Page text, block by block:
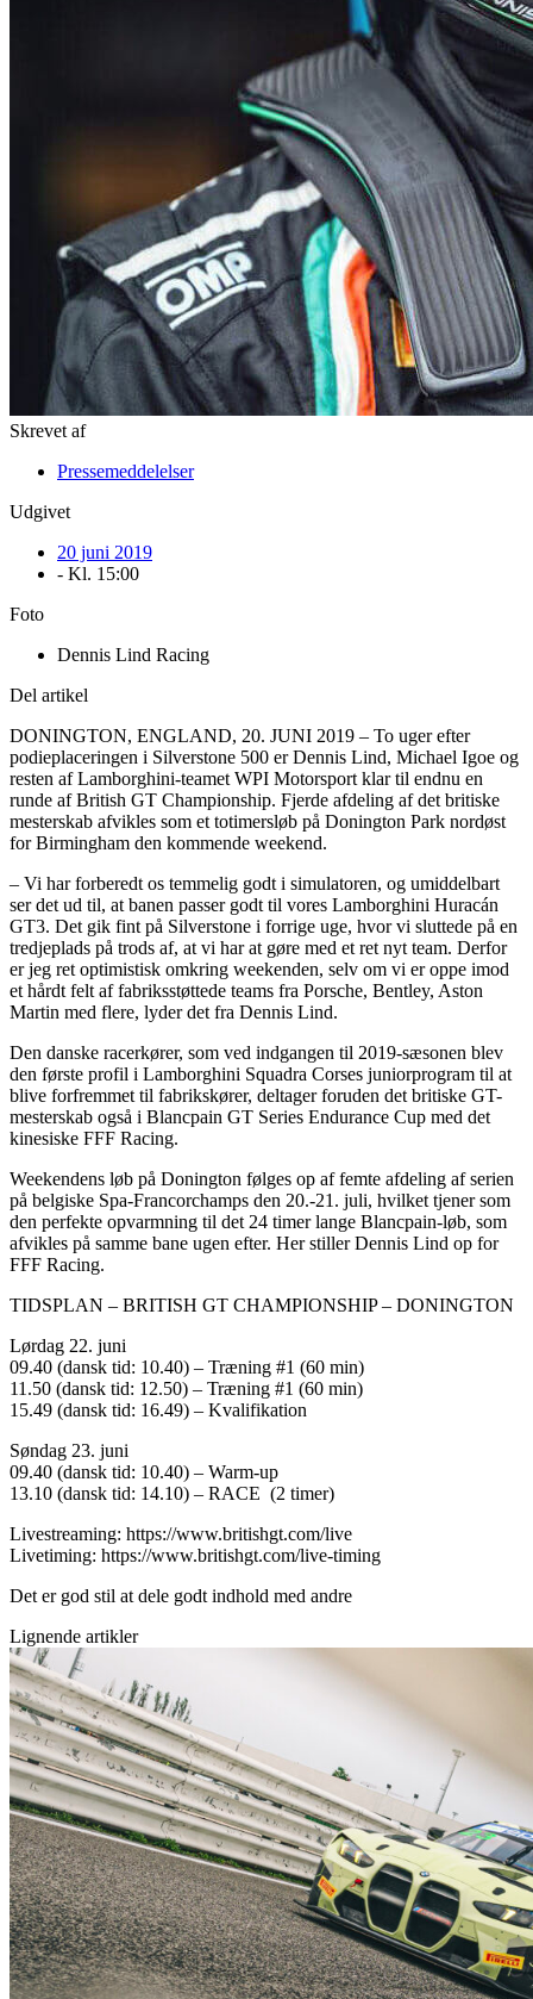
Skrevet af
Pressemeddelelser
Udgivet
20 juni 2019
- Kl. 15:00
Foto
Dennis Lind Racing
Del artikel
DONINGTON, ENGLAND, 20. JUNI 2019 – To uger efter
podieplaceringen i Silverstone 500 er Dennis Lind, Michael Igoe og
resten af Lamborghini-teamet WPI Motorsport klar til endnu en
runde af British GT Championship. Fjerde afdeling af det britiske
mesterskab afvikles som et totimersløb på Donington Park nordøst
for Birmingham den kommende weekend.
– Vi har forberedt os temmelig godt i simulatoren, og umiddelbart
ser det ud til, at banen passer godt til vores Lamborghini Huracán
GT3. Det gik fint på Silverstone i forrige uge, hvor vi sluttede på en
tredjeplads på trods af, at vi har at gøre med et ret nyt team. Derfor
er jeg ret optimistisk omkring weekenden, selv om vi er oppe imod
et hårdt felt af fabriksstøttede teams fra Porsche, Bentley, Aston
Martin med flere, lyder det fra Dennis Lind.
Den danske racerkører, som ved indgangen til 2019-sæsonen blev
den første profil i Lamborghini Squadra Corses juniorprogram til at
blive forfremmet til fabrikskører, deltager foruden det britiske GT-
mesterskab også i Blancpain GT Series Endurance Cup med det
kinesiske FFF Racing.
Weekendens løb på Donington følges op af femte afdeling af serien
på belgiske Spa-Francorchamps den 20.-21. juli, hvilket tjener som
den perfekte opvarmning til det 24 timer lange Blancpain-løb, som
afvikles på samme bane ugen efter. Her stiller Dennis Lind op for
FFF Racing.
TIDSPLAN – BRITISH GT CHAMPIONSHIP – DONINGTON
Lørdag 22. juni
09.40 (dansk tid: 10.40) – Træning #1 (60 min)
11.50 (dansk tid: 12.50) – Træning #1 (60 min)
15.49 (dansk tid: 16.49) – Kvalifikation
Søndag 23. juni
09.40 (dansk tid: 10.40) – Warm-up
13.10 (dansk tid: 14.10) – RACE (2 timer)
Livestreaming: https://www.britishgt.com/live
Livetiming: https://www.britishgt.com/live-timing
Det er god stil at dele godt indhold med andre
Lignende artikler